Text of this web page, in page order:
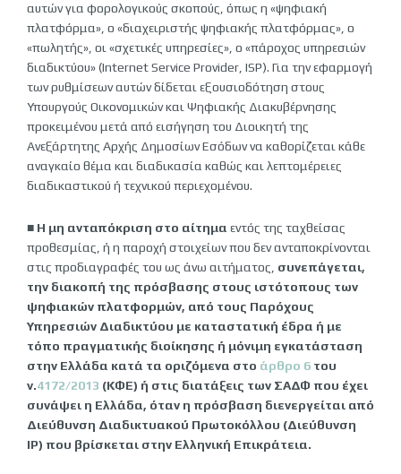
αυτών για φορολογικούς σκοπούς, όπως η «ψηφιακή
πλατφόρμα», ο «διαχειριστής ψηφιακής πλατφόρμας», ο
«πωλητής», οι «σχετικές υπηρεσίες», ο «πάροχος υπηρεσιών
διαδικτύου» (Internet Service Provider, ISP). Για την εφαρμογή
των ρυθμίσεων αυτών δίδεται εξουσιοδότηση στους
Υπουργούς Οικονομικών και Ψηφιακής Διακυβέρνησης
προκειμένου μετά από εισήγηση του Διοικητή της
Ανεξάρτητης Αρχής Δημοσίων Εσόδων να καθορίζεται κάθε
αναγκαίο θέμα και διαδικασία καθώς και λεπτομέρειες
διαδικαστικού ή τεχνικού περιεχομένου.
■ Η μη ανταπόκριση στο αίτημα εντός της ταχθείσας
προθεσμίας, ή η παροχή στοιχείων που δεν ανταποκρίνονται
στις προδιαγραφές του ως άνω αιτήματος, συνεπάγεται,
την διακοπή της πρόσβασης στους ιστότοπους των
ψηφιακών πλατφορμών, από τους Παρόχους
Υπηρεσιών Διαδικτύου με καταστατική έδρα ή με
τόπο πραγματικής διοίκησης ή μόνιμη εγκατάσταση
στην Ελλάδα κατά τα οριζόμενα στο άρθρο 6 του
ν.4172/2013 (ΚΦΕ) ή στις διατάξεις των ΣΑΔΦ που έχει
συνάψει η Ελλάδα, όταν η πρόσβαση διενεργείται από
Διεύθυνση Διαδικτυακού Πρωτοκόλλου (Διεύθυνση
IP) που βρίσκεται στην Ελληνική Επικράτεια.